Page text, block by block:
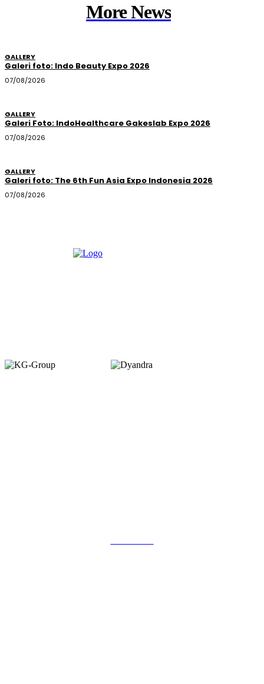
More News
GALLERY
Galeri foto: Indo Beauty Expo 2026
07/08/2026
GALLERY
Galeri Foto: IndoHealthcare Gakeslab Expo 2026
07/08/2026
GALLERY
Galeri foto: The 6th Fun Asia Expo Indonesia 2026
07/08/2026